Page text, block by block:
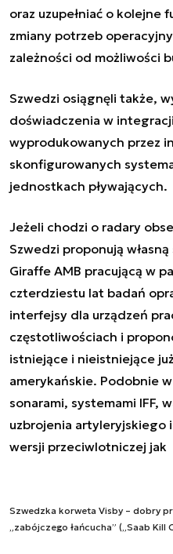
oraz uzupełniać o kolejne
zmiany potrzeb
zależności od możliwości
Szwedzi osiągnęli także,
doświadczenia w
wyprodukowanych przez
skonfigurowanych
jednostkach pływających.
Jeżeli chodzi o radary
Szwedzi proponują
Giraffe AMB pracującą w
czterdziestu lat badań
interfejsy dla urządzeń
częstotliwościach i
istniejące i nieistniejące
amerykańskie. Podobnie
sonarami, systemami IFF,
uzbrojenia artyleryjskiego
wersji przeciwlotniczej
Szwedzka korweta Visby – dobry
„zabójczego łańcucha” („Saab Kill